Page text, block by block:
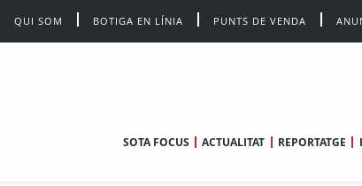
QUI SOM BOTIGA EN LÍNIA PUNTS DE VENDA
SOTA FOCUS ACTUALITAT REPORTATGE